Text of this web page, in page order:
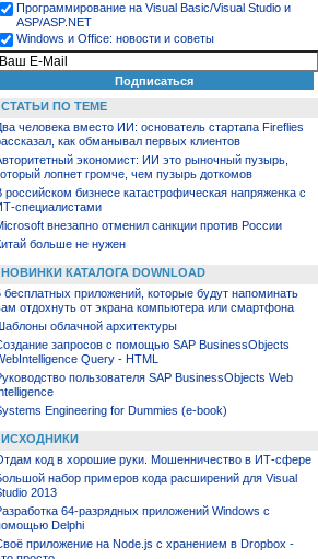
Программирование на Visual Basic/Visual Studio и
ASP/ASP.NET
Windows и Office: новости и советы
СТАТЬИ ПО ТЕМЕ
человека вместо ИИ: основатель стартапа Fireflies
как обманывал первых клиентов
экономист: ИИ это рыночный пузырь,
лопнет громче, чем пузырь доткомов
российском бизнесе катастрофическая напряженка с
специалистами
внезапно отменил санкции против России
больше не нужен
НОВИНКИ КАТАЛОГА DOWNLOAD
бесплатных приложений, которые будут напоминать
отдохнуть от экрана компьютера или смартфона
облачной архитектуры
запросов с помощью SAP BusinessObjects
Query - HTML
пользователя SAP BusinessObjects Web
Engineering for Dummies (e-book)
ИСХОДНИКИ
код в хорошие руки. Мошенничество в ИТ-сфере
набор примеров кода расширений для Visual
2013
64-разрядных приложений Windows с
Delphi
приложение на Node.js с хранением в Dropbox -